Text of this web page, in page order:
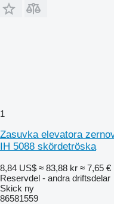
1
Zasuvka elevatora
IH 5088 skördetröska
8,84 US$ ≈ 83,88 kr ≈ 7,65 €
Reservdel - andra driftsdelar
Skick ny
86581559